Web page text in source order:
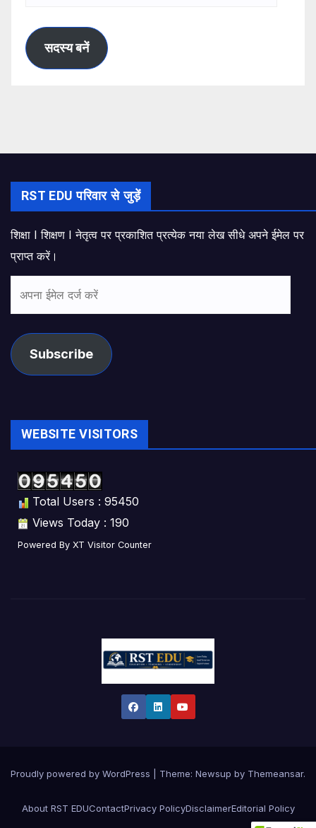
करें
सदस्य बनें
RST EDU परिवार से जुड़ें
शिक्षा I शिक्षण I नेतृत्व पर प्रकाशित प्रत्येक नया लेख सीधे अपने ईमेल पर
प्राप्त करें।
करें
Subscribe
WEBSITE VISITORS
Total Users : 95450
Views Today : 190
Powered By XT Visitor Counter
Proudly powered by WordPress Theme: Newsup by Themeansar.
About RST EDUContactPrivacy PolicyDisclaimerEditorial Policy